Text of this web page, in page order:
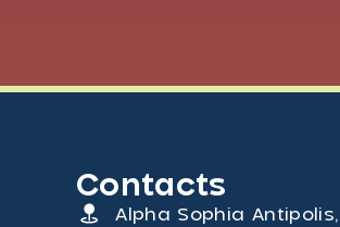
Contacts
Alpha Sophia Antipolis,